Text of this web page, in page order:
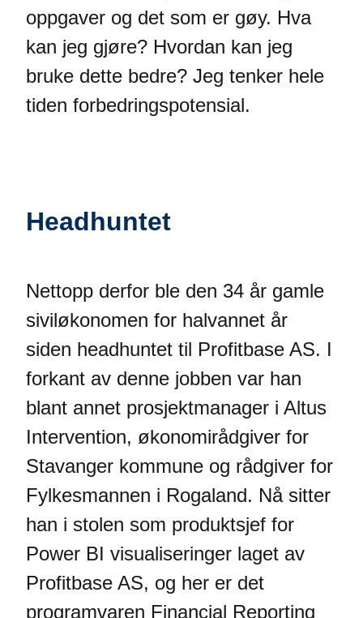
oppgaver og det som er gøy. Hva
kan jeg gjøre? Hvordan kan jeg
bruke dette bedre? Jeg tenker hele
tiden forbedringspotensial.
Headhuntet
Nettopp derfor ble den 34 år gamle
siviløkonomen for halvannet år
siden headhuntet til Profitbase AS. I
forkant av denne jobben var han
blant annet prosjektmanager i Altus
Intervention, økonomirådgiver for
Stavanger kommune og rådgiver for
Fylkesmannen i Rogaland. Nå sitter
han i stolen som produktsjef for
Power BI visualiseringer laget av
Profitbase AS, og her er det
programvaren Financial Reporting